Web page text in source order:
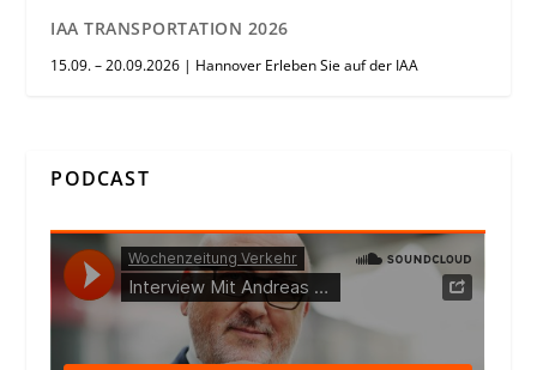
IAA TRANSPORTATION 2026
15.09. – 20.09.2026 | Hannover Erleben Sie auf der IAA
PODCAST